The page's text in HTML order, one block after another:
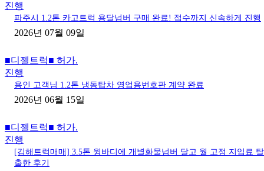
진행
파주시 1.2톤 카고트럭 용달넘버 구매 완료! 접수까지 신속하게 진행
2026년 07월 09일
■디젤트럭■ 허가.
진행
용인 고객님 1.2톤 냉동탑차 영업용번호판 계약 완료
2026년 06월 15일
■디젤트럭■ 허가.
진행
[김해트럭매매] 3.5톤 윙바디에 개별화물넘버 달고 월 고정 지입료 탈
출한 후기